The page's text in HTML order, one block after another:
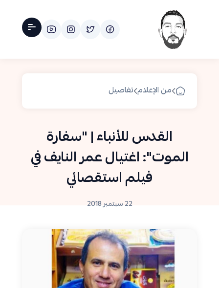
من الإعلام تفاصيل
القدس للأنباء | "سفارة
الموت": اغتيال عمر النايف في
فيلم استقصائي
22 سبتمبر 2018